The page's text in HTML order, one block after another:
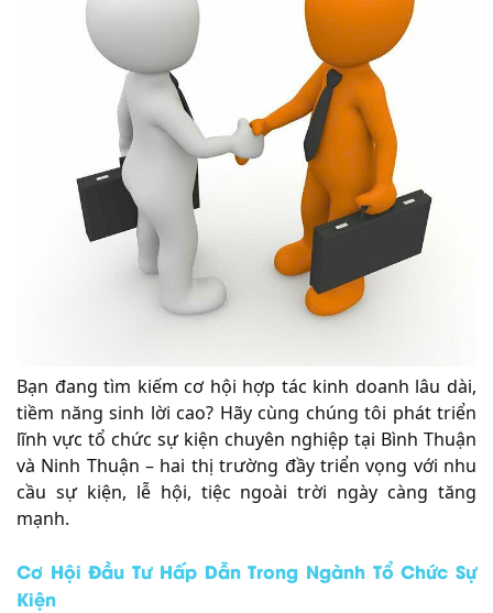
Bạn đang tìm kiếm cơ hội hợp tác kinh doanh lâu dài,
tiềm năng sinh lời cao? Hãy cùng chúng tôi phát triển
lĩnh vực tổ chức sự kiện chuyên nghiệp tại Bình Thuận
và Ninh Thuận – hai thị trường đầy triển vọng với nhu
cầu sự kiện, lễ hội, tiệc ngoài trời ngày càng tăng
mạnh.
Cơ Hội Đầu Tư Hấp Dẫn Trong Ngành Tổ Chức Sự
Kiện